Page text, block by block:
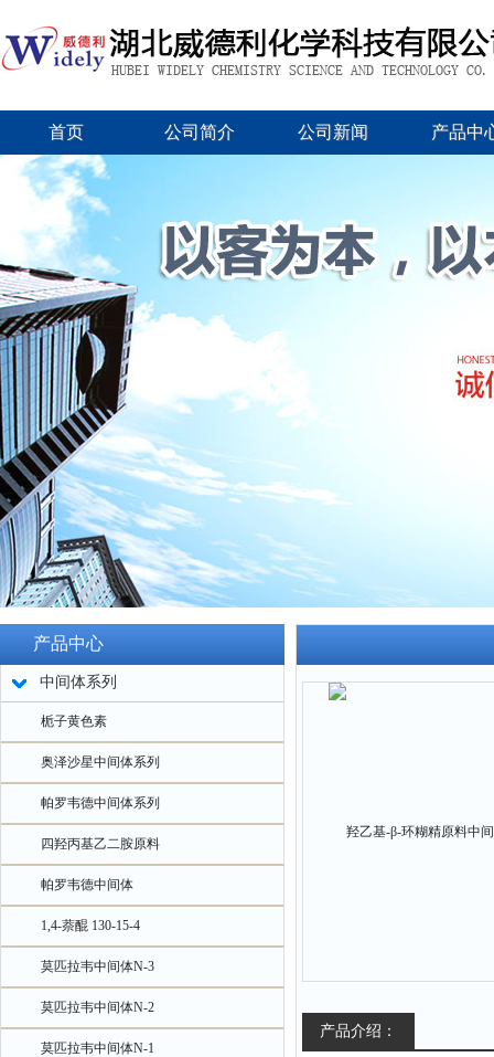
首页 公司简介 公司新闻 产品中
产品中心
中间体系列
栀子黄色素
奥泽沙星中间体系列
帕罗韦德中间体系列
四羟丙基乙二胺原料
帕罗韦德中间体
1,4-萘醌 130-15-4
莫匹拉韦中间体N-3
莫匹拉韦中间体N-2
莫匹拉韦中间体N-1
产品介绍：